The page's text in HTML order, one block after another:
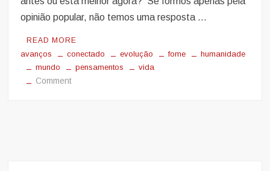
opinião popular, não temos uma resposta …
READ MORE
avanços conectado evolução fome
humanidade
mundo
pensamentos vida
Commenton